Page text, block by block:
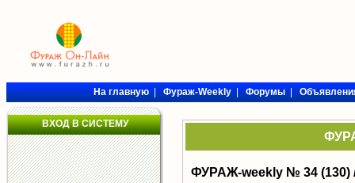
На главную|Фураж-Weekly|Форумы|
ВХОД В СИСТЕМУ
ФУРАЖ-weekly № 34 (130)